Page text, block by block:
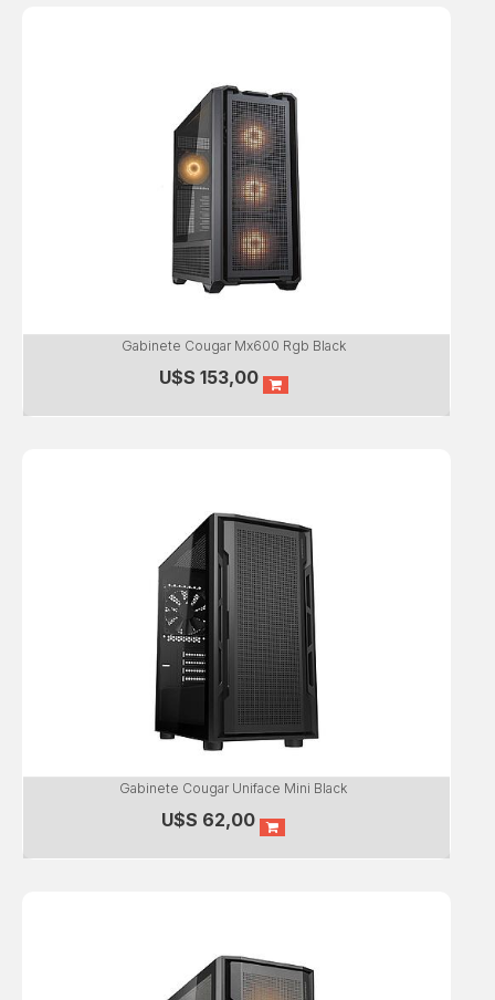
Gabinete Cougar Mx600 Rgb Black
U$S 153,00
Gabinete Cougar Uniface Mini Black
U$S 62,00